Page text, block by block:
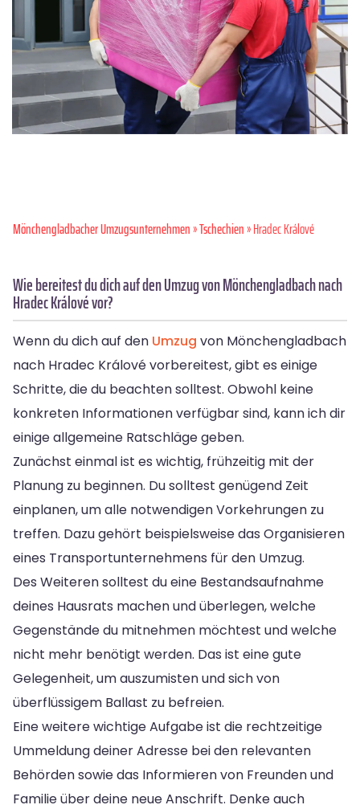
Mönchen­gladbacher Umzugsunternehmen»Tschechien» Hradec Králové
Wie bereitest du dich auf den Umzug von Mönchengladbach nach
Hradec Králové vor?
Wenn du dich auf den Umzug von Mönchengladbach
nach Hradec Králové vorbereitest, gibt es einige
Schritte, die du beachten solltest. Obwohl keine
konkreten Informationen verfügbar sind, kann ich dir
einige allgemeine Ratschläge geben.
Zunächst einmal ist es wichtig, frühzeitig mit der
Planung zu beginnen. Du solltest genügend Zeit
einplanen, um alle notwendigen Vorkehrungen zu
treffen. Dazu gehört beispielsweise das Organisieren
eines Transportunternehmens für den Umzug.
Des Weiteren solltest du eine Bestandsaufnahme
deines Hausrats machen und überlegen, welche
Gegenstände du mitnehmen möchtest und welche
nicht mehr benötigt werden. Das ist eine gute
Gelegenheit, um auszumisten und sich von
überflüssigem Ballast zu befreien.
Eine weitere wichtige Aufgabe ist die rechtzeitige
Ummeldung deiner Adresse bei den relevanten
Behörden sowie das Informieren von Freunden und
Familie über deine neue Anschrift. Denke auch